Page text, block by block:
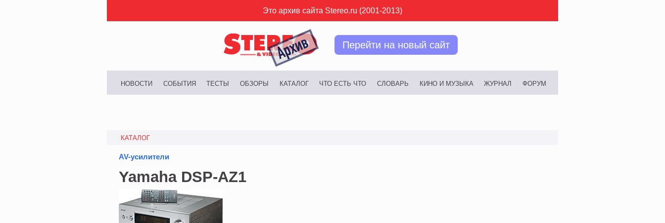
Это архив сайта Stereo.ru (2001-2013)
Перейти на новый сайт
НОВОСТИ СОБЫТИЯ ТЕСТЫ ОБЗОРЫ КАТАЛОГ ЧТО ЕСТЬ ЧТО СЛОВАРЬ КИНО И МУЗЫКА ЖУРНАЛ ФОРУМ
КАТАЛОГ
AV-усилители
Yamaha DSP-AZ1